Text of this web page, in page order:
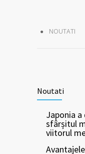
NOUTATI
Noutati
Japonia
sfârșitul
viitorul